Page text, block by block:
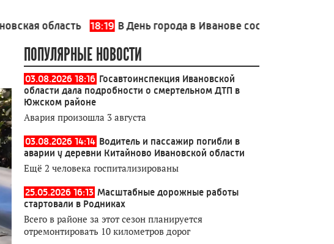
18:19 В День города в Иванове состоится флеш-моб
ПОПУЛЯРНЫЕ НОВОСТИ
03.08.2026 18:16 Госавтоинспекция Ивановской
области дала подробности о смертельном ДТП в
Южском районе
Авария произошла 3 августа
03.08.2026 14:14 Водитель и пассажир погибли в
аварии у деревни Китайново Ивановской области
Ещё 2 человека госпитализированы
25.05.2026 16:13 Масштабные дорожные работы
стартовали в Родниках
Всего в районе за этот сезон планируется
отремонтировать 10 километров дорог